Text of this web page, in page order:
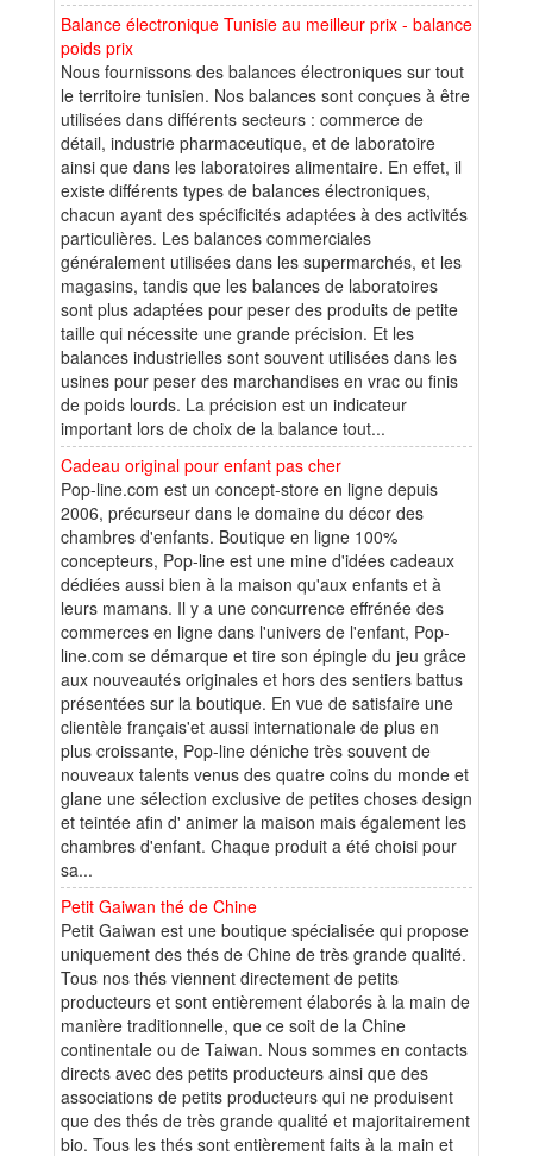
Balance électronique Tunisie au meilleur prix - balance
poids prix
Nous fournissons des balances électroniques sur tout
le territoire tunisien. Nos balances sont conçues à être
utilisées dans différents secteurs : commerce de
détail, industrie pharmaceutique, et de laboratoire
ainsi que dans les laboratoires alimentaire. En effet, il
existe différents types de balances électroniques,
chacun ayant des spécificités adaptées à des activités
particulières. Les balances commerciales
généralement utilisées dans les supermarchés, et les
magasins, tandis que les balances de laboratoires
sont plus adaptées pour peser des produits de petite
taille qui nécessite une grande précision. Et les
balances industrielles sont souvent utilisées dans les
usines pour peser des marchandises en vrac ou finis
de poids lourds. La précision est un indicateur
important lors de choix de la balance tout...
Cadeau original pour enfant pas cher
Pop-line.com est un concept-store en ligne depuis
2006, précurseur dans le domaine du décor des
chambres d'enfants. Boutique en ligne 100%
concepteurs, Pop-line est une mine d'idées cadeaux
dédiées aussi bien à la maison qu'aux enfants et à
leurs mamans. Il y a une concurrence effrénée des
commerces en ligne dans l'univers de l'enfant, Pop-
line.com se démarque et tire son épingle du jeu grâce
aux nouveautés originales et hors des sentiers battus
présentées sur la boutique. En vue de satisfaire une
clientèle français'et aussi internationale de plus en
plus croissante, Pop-line déniche très souvent de
nouveaux talents venus des quatre coins du monde et
glane une sélection exclusive de petites choses design
et teintée afin d' animer la maison mais également les
chambres d'enfant. Chaque produit a été choisi pour
sa...
Petit Gaiwan thé de Chine
Petit Gaiwan est une boutique spécialisée qui propose
uniquement des thés de Chine de très grande qualité.
Tous nos thés viennent directement de petits
producteurs et sont entièrement élaborés à la main de
manière traditionnelle, que ce soit de la Chine
continentale ou de Taiwan. Nous sommes en contacts
directs avec des petits producteurs ainsi que des
associations de petits producteurs qui ne produisent
que des thés de très grande qualité et majoritairement
bio. Tous les thés sont entièrement faits à la main et